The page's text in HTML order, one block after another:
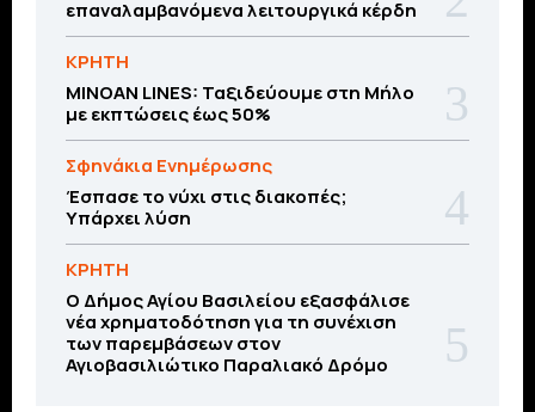
επαναλαμβανόμενα λειτουργικά κέρδη
ΚΡΗΤΗ
MINOAN LINES: Ταξιδεύουμε στη Μήλο
με εκπτώσεις έως 50%
Σφηνάκια Ενημέρωσης
Έσπασε το νύχι στις διακοπές;
Υπάρχει λύση
ΚΡΗΤΗ
O Δήμος Αγίου Βασιλείου εξασφάλισε
νέα χρηματοδότηση για τη συνέχιση
των παρεμβάσεων στον
Αγιοβασιλιώτικο Παραλιακό Δρόμο